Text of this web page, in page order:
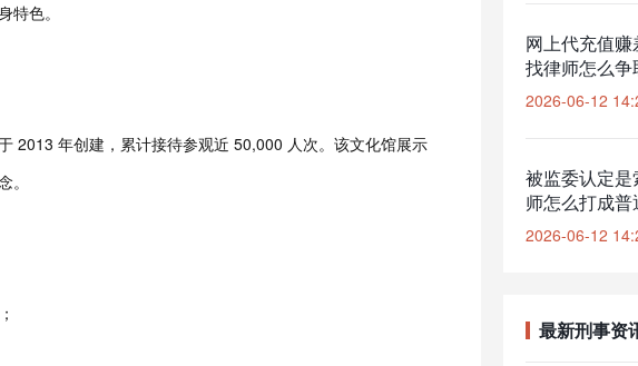
色。
2013 年创建，累计接待参观近 50,000 人次。该文化馆展示
网上代充值赚
找律师怎么争
2026-06-12
被监委认定
师怎么打成普
2026-06-12
最新刑事资